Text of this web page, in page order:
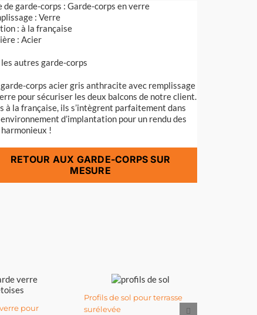
de garde-corps : Garde-corps en verre
: Verre
: à la française
: Acier
autres garde-corps
corps acier gris anthracite avec remplissage
pour sécuriser les deux balcons de notre client.
à la française, ils s’intègrent parfaitement dans
d’implantation pour un rendu des
harmonieux !
RETOUR AUX GARDE-CORPS SUR
MESURE
pour
Profils de sol pour terrasse
surélevée